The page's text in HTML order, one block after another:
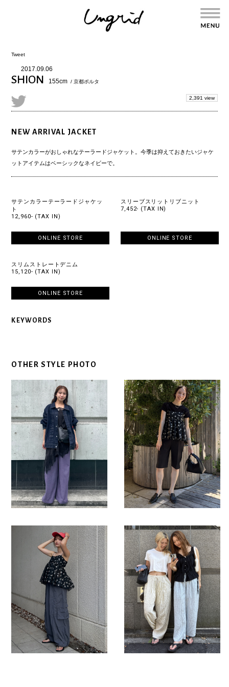
Tweet
2017.09.06
SHION 155cm / 京都ポルタ
2,391 view
NEW ARRIVAL JACKET
サテンカラーがおしゃれなテーラードジャケット。今季は抑えておきたいジャケ
ットアイテムはベーシックなネイビーで。
サテンカラーテーラードジャケッ
ト
12,960- (TAX IN)
ONLINE STORE
スリーブスリットリブニット
7,452- (TAX IN)
ONLINE STORE
スリムストレートデニム
15,120- (TAX IN)
ONLINE STORE
KEYWORDS
OTHER STYLE PHOTO